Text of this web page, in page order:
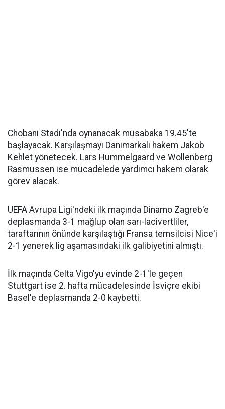
Chobani Stadı'nda oynanacak müsabaka 19.45'te
başlayacak. Karşılaşmayı Danimarkalı hakem Jakob
Kehlet yönetecek. Lars Hummelgaard ve Wollenberg
Rasmussen ise mücadelede yardımcı hakem olarak
görev alacak.
UEFA Avrupa Ligi'ndeki ilk maçında Dinamo Zagreb'e
deplasmanda 3-1 mağlup olan sarı-lacivertliler,
taraftarının önünde karşılaştığı Fransa temsilcisi Nice'i
2-1 yenerek lig aşamasındaki ilk galibiyetini almıştı.
İlk maçında Celta Vigo'yu evinde 2-1'le geçen
Stuttgart ise 2. hafta mücadelesinde İsviçre ekibi
Basel'e deplasmanda 2-0 kaybetti.